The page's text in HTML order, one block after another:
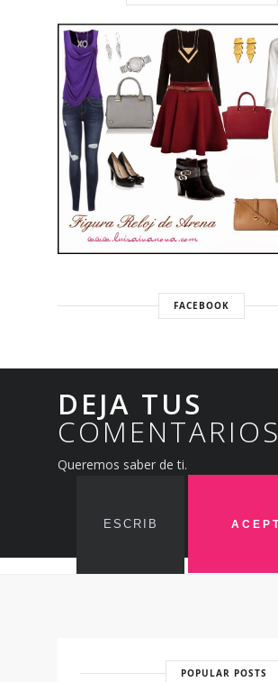
FACEBOOK
DEJA TUS
COMENTARIOS
Queremos saber de ti.
POPULAR POSTS